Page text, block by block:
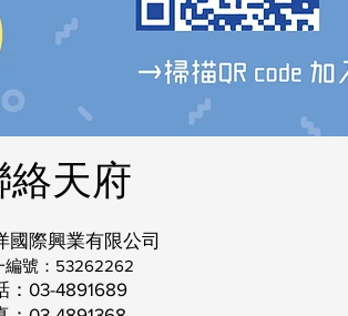
絡天府
國際興業有限公司
編號：53262262
：03-4891689